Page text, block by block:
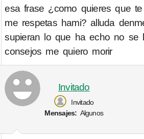
esa frase ¿como quieres que
me respetas hami? alluda
supieran lo que ha echo no se
consejos me quiero morir
Invitado
Invitado
Mensajes: Algunos